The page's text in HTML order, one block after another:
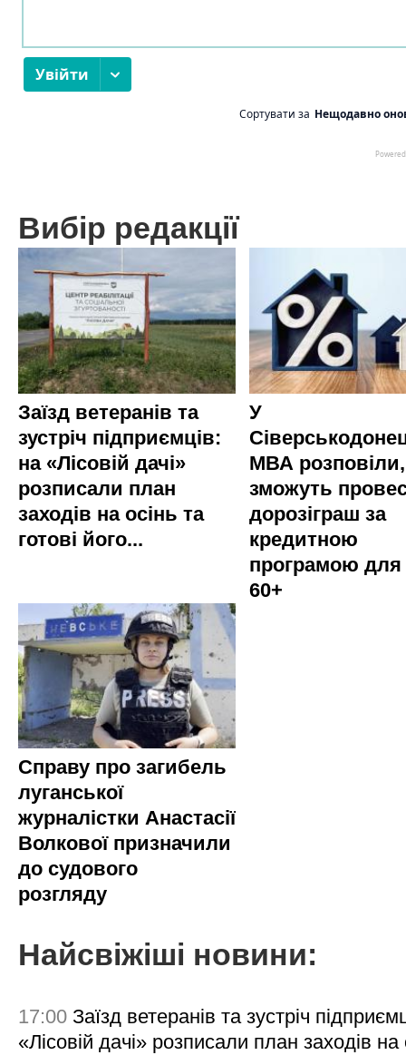
Вибір редакції
Заїзд ветеранів та
зустріч підприємців:
на «Лісовій дачі»
розписали план
заходів на осінь та
готові його...
У
МВА
зможуть
дорозіграш за
кредитною
програмою
60+
Справу про загибель
луганської
журналістки Анастасії
Волкової призначили
до судового
розгляду
Найсвіжіші новини:
17:00 Заїзд ветеранів та зустріч
«Лісовій дачі» розписали план заходів на